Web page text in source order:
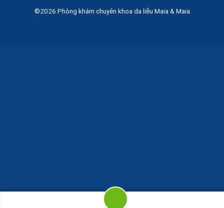
©2026 Phòng khám chuyên khoa da liễu Maia & Maia